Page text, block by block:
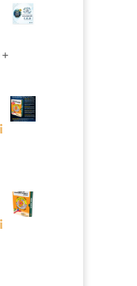
fiyat:
₺4.200,00.
+